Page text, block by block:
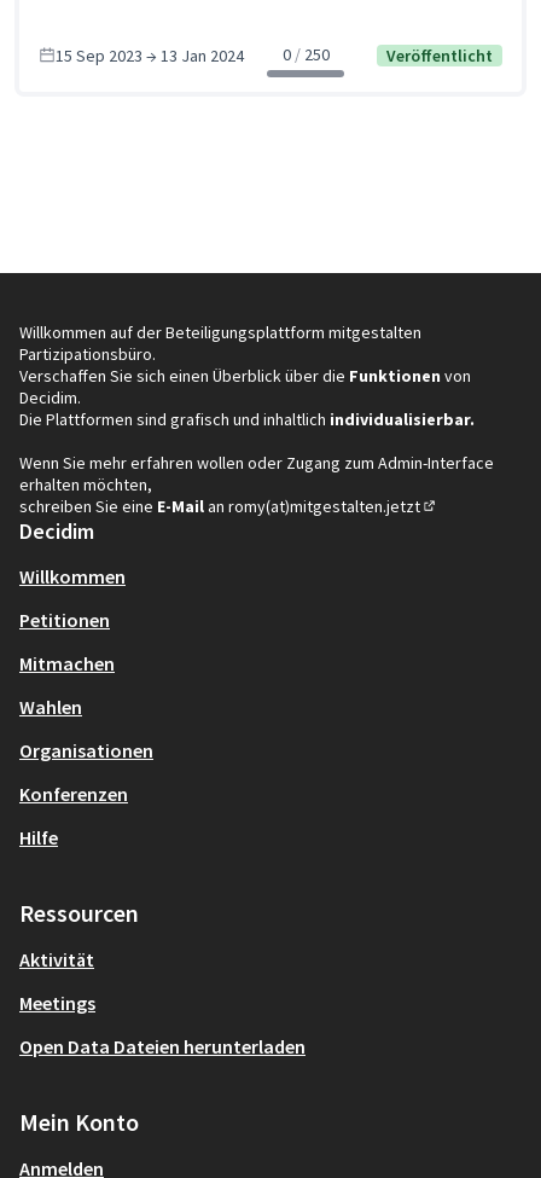
15 Sep 2023 → 13 Jan 2024 0 250 Veröffentlicht
Willkommen auf der Beteiligungsplattform mitgestalten
Partizipationsbüro.
Verschaffen Sie sich einen Überblick über die Funktionen von
Decidim.
Die Plattformen sind grafisch und inhaltlich individualisierbar.
Wenn Sie mehr erfahren wollen oder Zugang zum Admin-Interface
erhalten möchten,
schreiben Sie eine E-Mailan romy(at)mitgestalten.jetzt
Decidim
Willkommen
Petitionen
Mitmachen
Wahlen
Organisationen
Konferenzen
Hilfe
Ressourcen
Aktivität
Meetings
Open Data Dateien herunterladen
Mein Konto
Anmelden